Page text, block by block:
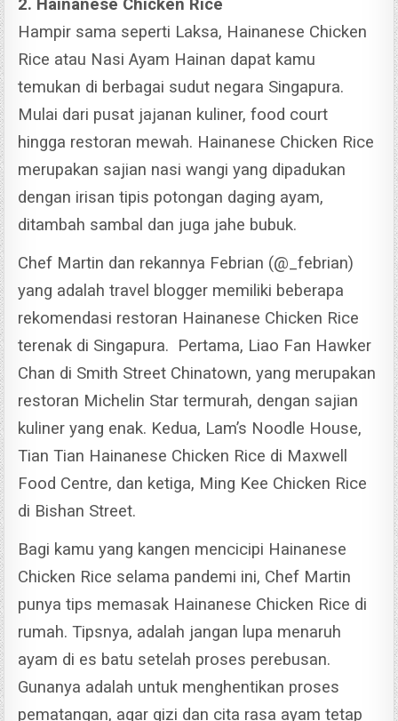
2. Hainanese Chicken Rice
Hampir sama seperti Laksa, Hainanese Chicken
Rice atau Nasi Ayam Hainan dapat kamu
temukan di berbagai sudut negara Singapura.
Mulai dari pusat jajanan kuliner, food court
hingga restoran mewah. Hainanese Chicken Rice
merupakan sajian nasi wangi yang dipadukan
dengan irisan tipis potongan daging ayam,
ditambah sambal dan juga jahe bubuk.
Chef Martin dan rekannya Febrian (@_febrian)
yang adalah travel blogger memiliki beberapa
rekomendasi restoran Hainanese Chicken Rice
terenak di Singapura. Pertama, Liao Fan Hawker
Chan di Smith Street Chinatown, yang merupakan
restoran Michelin Star termurah, dengan sajian
kuliner yang enak. Kedua, Lam’s Noodle House,
Tian Tian Hainanese Chicken Rice di Maxwell
Food Centre, dan ketiga, Ming Kee Chicken Rice
di Bishan Street.
Bagi kamu yang kangen mencicipi Hainanese
Chicken Rice selama pandemi ini, Chef Martin
punya tips memasak Hainanese Chicken Rice di
rumah.Tipsnya, adalah jangan lupa menaruh
ayam di es batu setelah proses perebusan.
Gunanya adalah untuk menghentikan proses
pematangan, agar gizi dan cita rasa ayam tetap